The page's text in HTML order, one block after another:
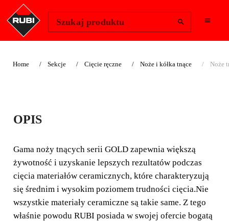
Szukaj produktu
Home Sekcje Cięcie ręczne Noże i kółka tnące Noże
NOŻE TNĄCE GOLD
żywotność i uzyskanie lepszych rezultatów podczas
cięcia materiałów ceramicznych, które charakteryzują się
średnim i wysokim poziomem trudności cięcia.
OPIS
Gama noży tnących serii GOLD zapewnia większą
żywotność i uzyskanie lepszych rezultatów podczas
cięcia materiałów ceramicznych, które charakteryzują
się średnim i wysokim poziomem trudności cięcia.Nie
wszystkie materiały ceramiczne są takie same. Z tego
właśnie powodu RUBI posiada w swojej ofercie bogatą